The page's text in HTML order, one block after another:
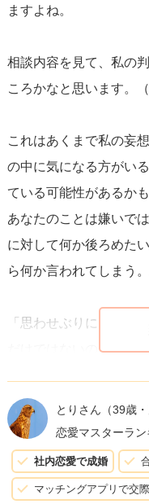
とを心がけると良いでし
現状では「脈なし」と
ホカバーにステッカー
がある証拠です。ここ
を持てるような関係を
最後に、焦らずに彼女
良い友人関係を築くこ
性が高まります。彼女
ますよね。
相談内容を見て、私の
ころかなと思います。
これはあくまで私の妄
の中に気になる方がい
ている可能性があるか
あなたのことは嫌いで
に対して何か後ろめた
ら何か言われてしまう
「思わせぶりになると
だけではないのかなと
彼女が何に配慮し、遠
思わせぶりになるかも
行ってくれるというこ
ます。
とりさん （39歳
恋愛マスターラン
社内恋愛で成婚
マッチングアプリで交際